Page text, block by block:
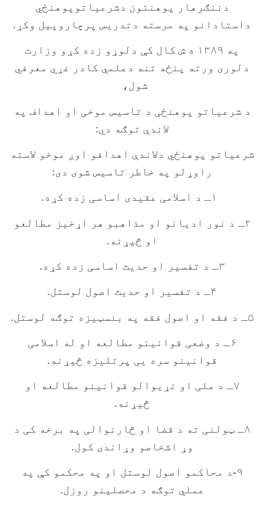
دننګرهار پوهنتون دشرعیاتوپوهنځي
داستادانو په مرسته دتدریس پرچاروپیل وکړ.
په ۱۳۸۹ ه ش کال کې دلوړو زده کړو وزارت
دلوری ورته پنځه تنه دعلمي کادر غړي معرفي
شول،
د شرعیاتو پوهنځی د تاسیس موخی او اهداف په
لاندې توګه دي:
شرعياتو پوهنځي دلاندې اهدافو اوږ موخو لاسته
راوړلو په خاطر تاسيس شوی دی:
۲ـ د نور ادیانو او مذاهبو هر اړخیز مطالعو
او څیړنه.
۳ـ د تفسیر او حدیث اساسی زده کړه.
۴ـ د تفسیر او حدیث اصول لوستل.
۵ـ د فقه او اصول فقه په بنسټیزه توګه لوستل.
۶ـ د وضعی قوانینو مطالعه او له اسلامی
قوانینو سره یی پرتلیزه څیړنه.
۷ـ د ملی او نړیوالو قوانینو مطالعه او
څیړنه.
۸ـ ټولنی ته د قضا او څارنوالی په برخه کی د
وړ اشخاصو وړاندی کول.
۹-د محاکمو اصول لوستل او په محکمو کې په
عملي توګه د محصلينو روزل.